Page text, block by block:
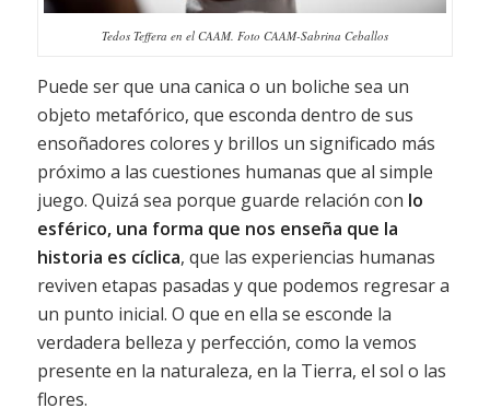
Tedos Teffera en el CAAM. Foto CAAM-Sabrina Ceballos
Puede ser que una canica o un boliche sea un
objeto metafórico, que esconda dentro de sus
ensoñadores colores y brillos un significado más
próximo a las cuestiones humanas que al simple
juego. Quizá sea porque guarde relación con lo
esférico, una forma que nos enseña que la
historia es cíclica, que las experiencias humanas
reviven etapas pasadas y que podemos regresar a
un punto inicial. O que en ella se esconde la
verdadera belleza y perfección, como la vemos
presente en la naturaleza, en la Tierra, el sol o las
flores.